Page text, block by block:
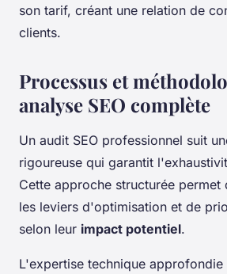
son tarif, créant une relation de
clients.
Processus et
analyse SEO complète
Un audit SEO professionnel suit
rigoureuse qui garantit
Cette approche structurée
les leviers d'optimisation et de
selon leur impact potentiel.
L'expertise technique